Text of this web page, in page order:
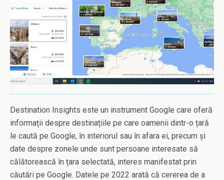
Destination Insights este un instrument Google care oferă
informații despre destinațiile pe care oamenii dintr-o țară
le caută pe Google, în interiorul sau în afara ei, precum și
date despre zonele unde sunt persoane interesate să
călătorească în țara selectată, interes manifestat prin
căutări pe Google. Datele pe 2022 arată că cererea de a